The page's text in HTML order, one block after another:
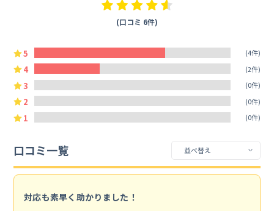
(口コミ 6件)
5 (4件)
4 (2件)
3 (0件)
2 (0件)
1 (0件)
口コミ一覧
対応も素早く助かりました！